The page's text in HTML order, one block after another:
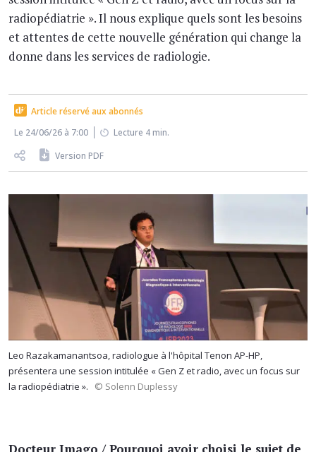
radiopédiatrie ». Il nous explique quels sont les besoins
et attentes de cette nouvelle génération qui change la
donne dans les services de radiologie.
Article réservé aux abonnés
Le 24/06/26 à 7:00
Lecture 4 min.
Version PDF
Leo Razakamanantsoa, radiologue à l'hôpital Tenon AP-HP,
présentera une session intitulée « Gen Z et radio, avec un focus sur
la radiopédiatrie ».
© Solenn Duplessy